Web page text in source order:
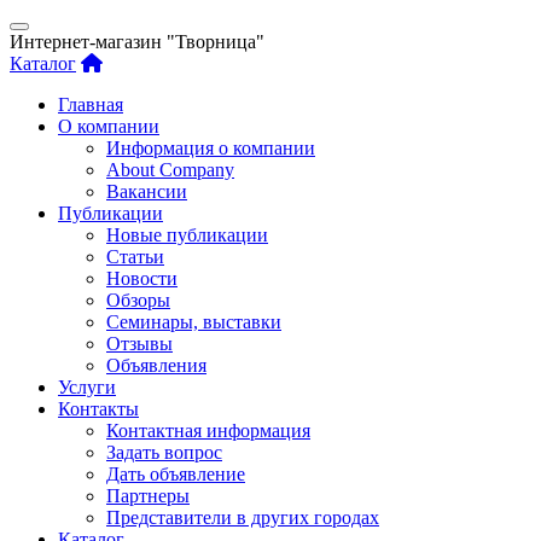
Интернет-магазин "Творница"
Каталог
Главная
О компании
Информация о компании
About Company
Вакансии
Публикации
Новые публикации
Статьи
Новости
Обзоры
Семинары, выставки
Отзывы
Объявления
Услуги
Контакты
Контактная информация
Задать вопрос
Дать объявление
Партнеры
Представители в других городах